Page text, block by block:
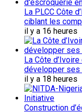
La PLCC Côte
ciblant les
il y a 16 heures
La Côte
développer ses
il y a 18 heures
Construction